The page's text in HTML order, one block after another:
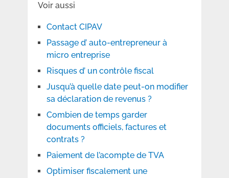
Voir aussi
Contact CIPAV
Passage d’ auto-entrepreneur à
micro entreprise
Risques d’ un contrôle fiscal
Jusqu’à quelle date peut-on modifier
sa déclaration de revenus ?
Combien de temps garder
documents officiels, factures et
contrats ?
Paiement de l’acompte de TVA
Optimiser fiscalement une